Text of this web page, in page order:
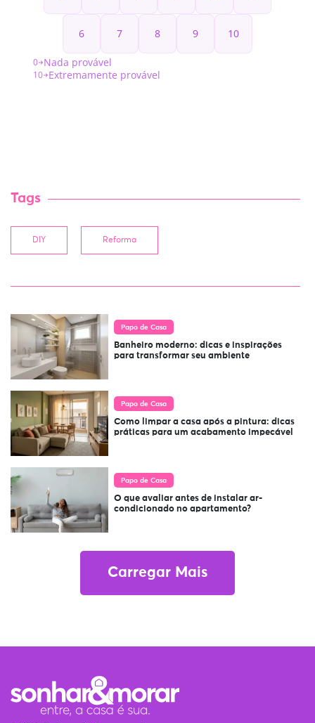
Tags
DIY Reforma
Papo de Casa
Banheiro moderno: dicas e inspirações
para transformar seu ambiente
Papo de Casa
Como limpar a casa após a pintura: dicas
práticas para um acabamento impecável
Papo de Casa
O que avaliar antes de instalar ar-
condicionado no apartamento?
Carregar Mais